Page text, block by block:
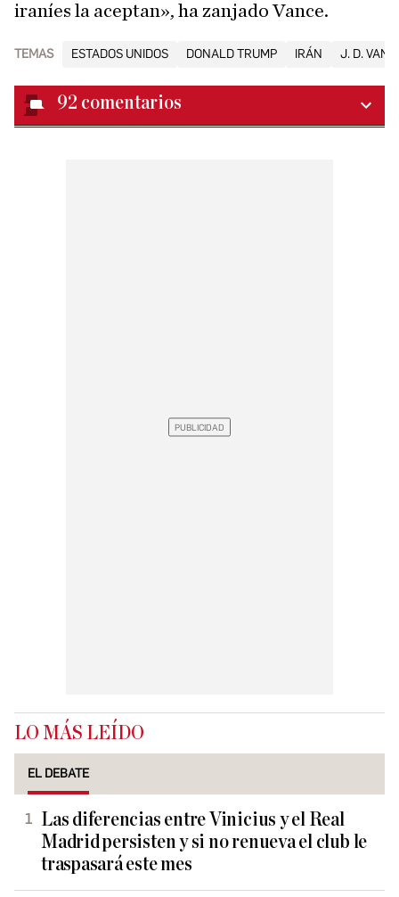
iraníes la aceptan», ha zanjado Vance.
TEMAS ESTADOS UNIDOS DONALD TRUMP IRÁN J. D.
92 comentarios
LO MÁS LEÍDO
EL DEBATE
Las diferencias entre Vinicius y el Real
Madrid persisten y si no renueva el club le
traspasará este mes